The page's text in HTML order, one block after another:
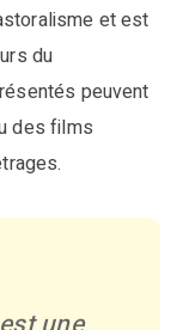
et est
du
peuvent
des films